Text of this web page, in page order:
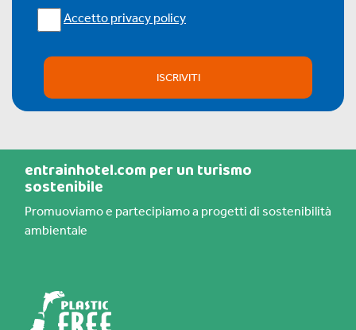
Accetto privacy policy
ISCRIVITI
entrainhotel.com per un turismo
sostenibile
Promuoviamo e partecipiamo a progetti di sostenibilità
ambientale